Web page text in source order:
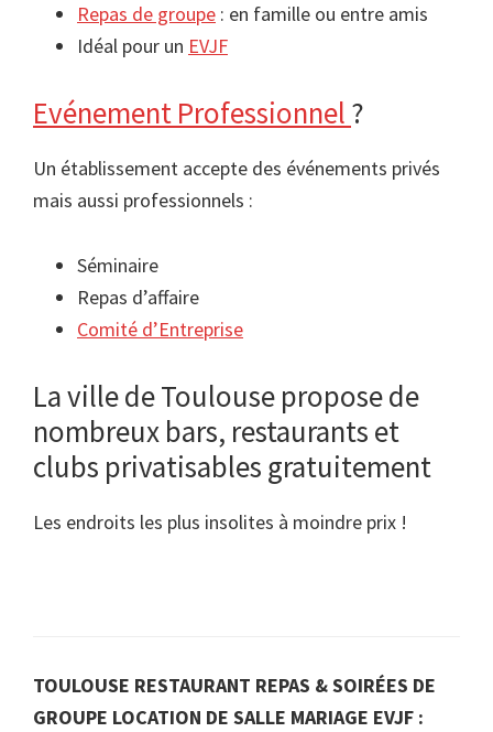
Repas de groupe : en famille ou entre amis
Idéal pour un EVJF
Evénement Professionnel ?
Un établissement accepte des événements privés
mais aussi professionnels :
Séminaire
Repas d’affaire
Comité d’Entreprise
La ville de Toulouse propose de
nombreux bars, restaurants et
clubs privatisables gratuitement
Les endroits les plus insolites à moindre prix !
TOULOUSE RESTAURANT REPAS & SOIRÉES DE
GROUPE LOCATION DE SALLE MARIAGE EVJF :